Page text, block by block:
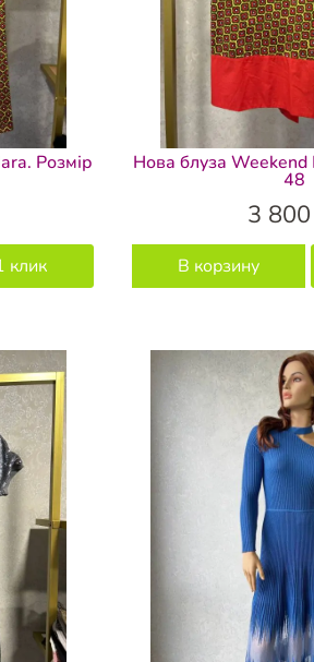
Розмір
клик
Нова блуза Weekend
48
3 800
В корзину